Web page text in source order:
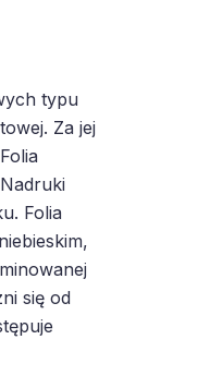
typu
Za jej
Folia
się od